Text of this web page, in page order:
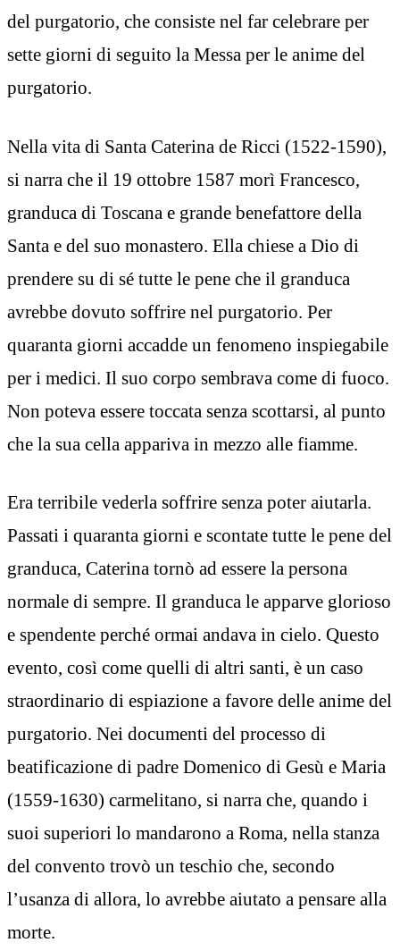
del purgatorio, che consiste nel far celebrare per
sette giorni di seguito la Messa per le anime del
purgatorio.
Nella vita di Santa Caterina de Ricci (1522-1590),
si narra che il 19 ottobre 1587 morì Francesco,
granduca di Toscana e grande benefattore della
Santa e del suo monastero. Ella chiese a Dio di
prendere su di sé tutte le pene che il granduca
avrebbe dovuto soffrire nel purgatorio. Per
quaranta giorni accadde un fenomeno inspiegabile
per i medici. Il suo corpo sembrava come di fuoco.
Non poteva essere toccata senza scottarsi, al punto
che la sua cella appariva in mezzo alle fiamme.
Era terribile vederla soffrire senza poter aiutarla.
Passati i quaranta giorni e scontate tutte le pene del
granduca, Caterina tornò ad essere la persona
normale di sempre. Il granduca le apparve glorioso
e spendente perché ormai andava in cielo. Questo
evento, così come quelli di altri santi, è un caso
straordinario di espiazione a favore delle anime del
purgatorio. Nei documenti del processo di
beatificazione di padre Domenico di Gesù e Maria
(1559-1630) carmelitano, si narra che, quando i
suoi superiori lo mandarono a Roma, nella stanza
del convento trovò un teschio che, secondo
l’usanza di allora, lo avrebbe aiutato a pensare alla
morte.